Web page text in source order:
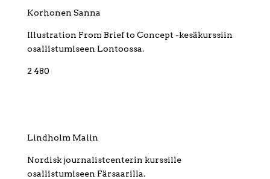
Korhonen Sanna
Illustration From Brief to Concept -kesäkurssiin
osallistumiseen Lontoossa.
2 480
Lindholm Malin
Nordisk journalistcenterin kurssille
osallistumiseen Färsaarilla.